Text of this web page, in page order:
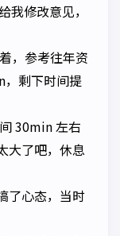
修改意见，
，参考往年资
剩下时间提
30min 左右
大了吧，休息
了心态，当时